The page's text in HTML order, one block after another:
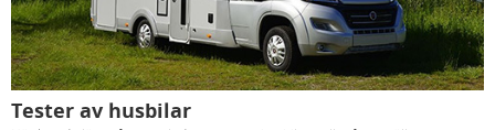
Tester av husbilar